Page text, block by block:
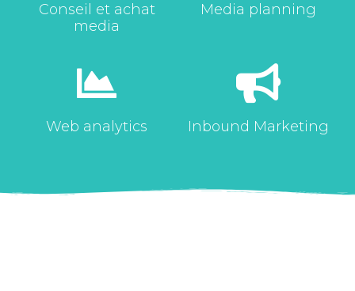
Conseil et achat
media
Media planning
Web analytics Inbound Marketing